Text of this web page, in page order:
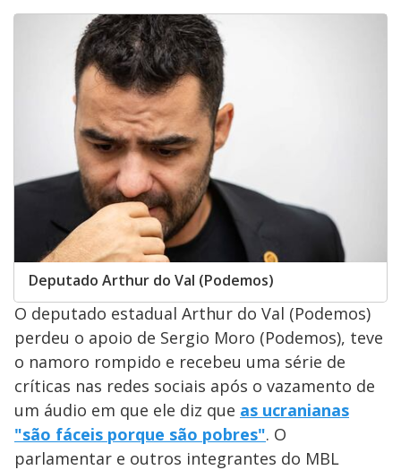
Deputado Arthur do Val (Podemos)
O deputado estadual Arthur do Val (Podemos)
perdeu o apoio de Sergio Moro (Podemos), teve
o namoro rompido e recebeu uma série de
críticas nas redes sociais após o vazamento de
um áudio em que ele diz que as ucranianas
"são fáceis porque são pobres". O
parlamentar e outros integrantes do MBL